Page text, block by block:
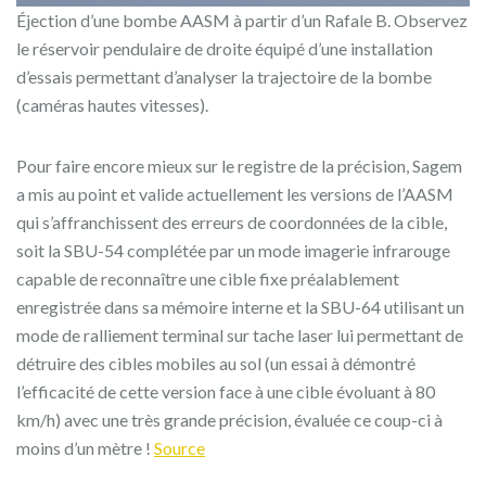
Éjection d’une bombe AASM à partir d’un Rafale B. Observez
le réservoir pendulaire de droite équipé d’une installation
d’essais permettant d’analyser la trajectoire de la bombe
(caméras hautes vitesses).
Pour faire encore mieux sur le registre de la précision, Sagem
a mis au point et valide actuellement les versions de l’AASM
qui s’affranchissent des erreurs de coordonnées de la cible,
soit la SBU-54 complétée par un mode imagerie infrarouge
capable de reconnaître une cible fixe préalablement
enregistrée dans sa mémoire interne et la SBU-64 utilisant un
mode de ralliement terminal sur tache laser lui permettant de
détruire des cibles mobiles au sol (un essai à démontré
l’efficacité de cette version face à une cible évoluant à 80
km/h) avec une très grande précision, évaluée ce coup-ci à
moins d’un mètre ! Source